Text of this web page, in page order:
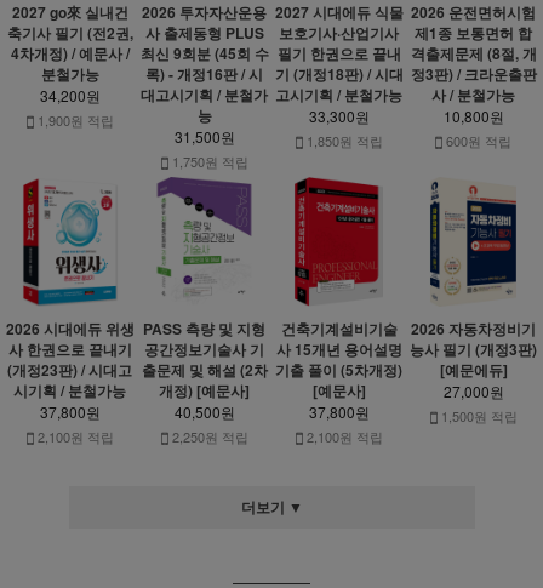
2027 go來 실내건
축기사 필기 (전2권,
4차개정) / 예문사 /
분철가능
34,200원
1,900원 적립
2026 투자자산운용
사 출제동형 PLUS
최신 9회분 (45회 수
록) - 개정16판 / 시
대고시기획 / 분철가
능
31,500원
1,750원 적립
2027 시대에듀 식물
보호기사·산업기사
필기 한권으로 끝내
기 (개정18판) / 시대
고시기획 / 분철가능
33,300원
1,850원 적립
2026 운전면허시험
제1종 보통면허 합
격출제문제 (8절, 개
정3판) / 크라운출판
사 / 분철가능
10,800원
600원 적립
2026 시대에듀 위생
사 한권으로 끝내기
(개정23판) / 시대고
시기획 / 분철가능
37,800원
2,100원 적립
PASS 측량 및 지형
공간정보기술사 기
출문제 및 해설 (2차
개정) [예문사]
40,500원
2,250원 적립
건축기계설비기술
사 15개년 용어설명
기출 풀이 (5차개정)
[예문사]
37,800원
2,100원 적립
2026 자동차정비기
능사 필기 (개정3판)
[예문에듀]
27,000원
1,500원 적립
더보기 ▼